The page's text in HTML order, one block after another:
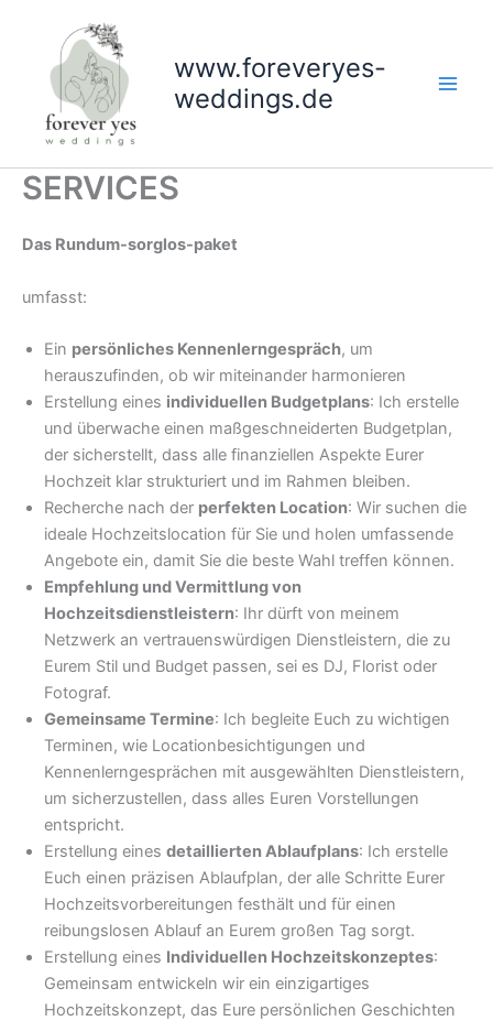
springen
www.foreveryes-
weddings.de
SERVICES
Das Rundum-sorglos-paket
umfasst:
Ein persönliches Kennenlerngespräch, um
herauszufinden, ob wir miteinander harmonieren
Erstellung eines individuellen Budgetplans: Ich erstelle
und überwache einen maßgeschneiderten Budgetplan,
der sicherstellt, dass alle finanziellen Aspekte Eurer
Hochzeit klar strukturiert und im Rahmen bleiben.
Recherche nach der perfekten Location: Wir suchen die
ideale Hochzeitslocation für Sie und holen umfassende
Angebote ein, damit Sie die beste Wahl treffen können.
Empfehlung und Vermittlung von
Hochzeitsdienstleistern: Ihr dürft von meinem
Netzwerk an vertrauenswürdigen Dienstleistern, die zu
Eurem Stil und Budget passen, sei es DJ, Florist oder
Fotograf.
Gemeinsame Termine: Ich begleite Euch zu wichtigen
Terminen, wie Locationbesichtigungen und
Kennenlerngesprächen mit ausgewählten Dienstleistern,
um sicherzustellen, dass alles Euren Vorstellungen
entspricht.
Erstellung eines detaillierten Ablaufplans: Ich erstelle
Euch einen präzisen Ablaufplan, der alle Schritte Eurer
Hochzeitsvorbereitungen festhält und für einen
reibungslosen Ablauf an Eurem großen Tag sorgt.
Erstellung eines Individuellen Hochzeitskonzeptes:
Gemeinsam entwickeln wir ein einzigartiges
Hochzeitskonzept, das Eure persönlichen Geschichten